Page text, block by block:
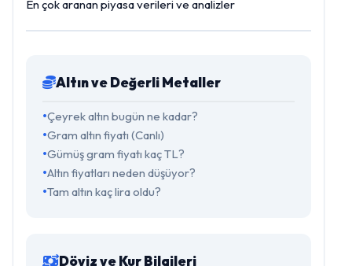
En çok aranan piyasa verileri ve analizler
Altın ve Değerli Metaller
Çeyrek altın bugün ne kadar?
Gram altın fiyatı (Canlı)
Gümüş gram fiyatı kaç TL?
Altın fiyatları neden düşüyor?
Tam altın kaç lira oldu?
Döviz ve Kur Bilgileri